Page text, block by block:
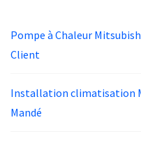
Pompe à Chaleur
Client
Installation climatisation
Mandé